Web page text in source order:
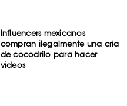
Influencers mexicanos
compran ilegalmente una cría
de cocodrilo para hacer
videos